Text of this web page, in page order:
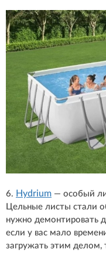
6. Hydrium — особый
Цельные листы стали
нужно демонтировать
если у вас мало
загружать этим